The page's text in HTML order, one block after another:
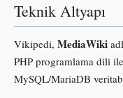
Teknik Altyapı
Vikipedi, MediaWiki
PHP programlama dili
MySQL/MariaDB